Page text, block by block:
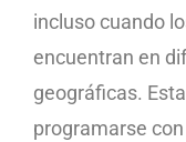
incluso cuando
encuentran en
geográficas.
programarse